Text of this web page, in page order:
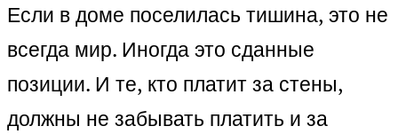
Если в доме поселилась тишина, это не
всегда мир. Иногда это сданные
позиции. И те, кто платит за стены,
должны не забывать платить и за